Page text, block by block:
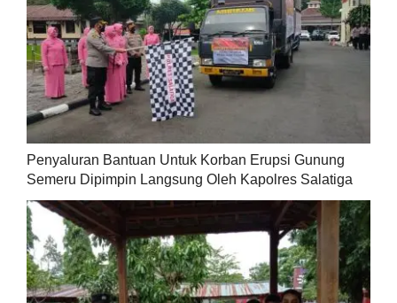
Penyaluran Bantuan Untuk Korban Erupsi Gunung
Semeru Dipimpin Langsung Oleh Kapolres Salatiga